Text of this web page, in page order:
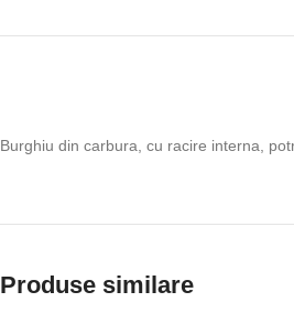
Burghiu din carbura, cu racire interna,
Produse similare